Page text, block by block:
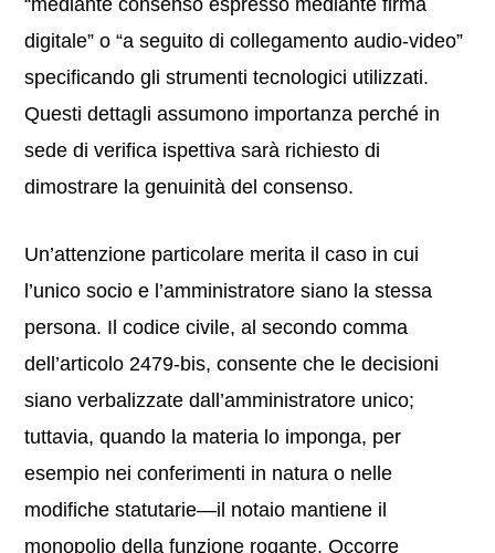
“mediante consenso espresso mediante firma
digitale” o “a seguito di collegamento audio-video”
specificando gli strumenti tecnologici utilizzati.
Questi dettagli assumono importanza perché in
sede di verifica ispettiva sarà richiesto di
dimostrare la genuinità del consenso.
Un’attenzione particolare merita il caso in cui
l’unico socio e l’amministratore siano la stessa
persona. Il codice civile, al secondo comma
dell’articolo 2479-bis, consente che le decisioni
siano verbalizzate dall’amministratore unico;
tuttavia, quando la materia lo imponga, per
esempio nei conferimenti in natura o nelle
modifiche statutarie—il notaio mantiene il
monopolio della funzione rogante. Occorre